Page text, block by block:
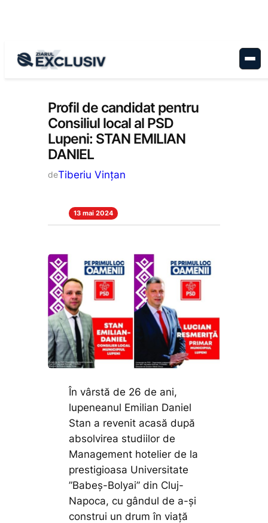
Politică, Stiri la zi
Profil de candidat pentru
Consiliul local al PSD
Lupeni: STAN EMILIAN
DANIEL
deTiberiu Vințan
13 mai 2024
În vârstă de 26 de ani,
lupeneanul Emilian Daniel
Stan a revenit acasă după
absolvirea studiilor de
Management hotelier de la
prestigioasa Universitate
”Babeș-Bolyai” din Cluj-
Napoca, cu gândul de a-și
construi un drum în viață